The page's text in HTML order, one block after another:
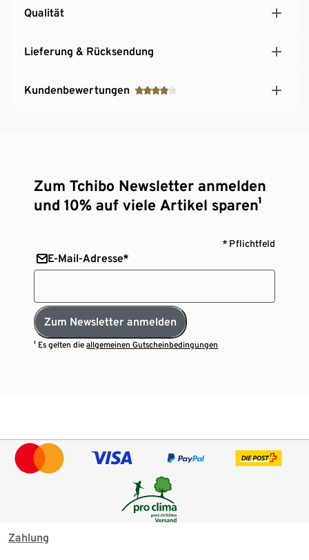
Qualität
Lieferung & Rücksendung
Kundenbewertungen
Zum Tchibo Newsletter anmelden
und 10% auf viele Artikel sparen¹
* Pflichtfeld
E-Mail-Adresse*
Zum Newsletter anmelden
¹ Es gelten dieallgemeinen Gutscheinbedingungen
Zahlung